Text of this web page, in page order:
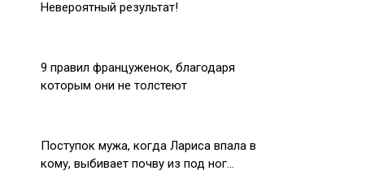
Невероятный результат!
9 правил француженок, благодаря
которым они не толстеют
Поступок мужа, когда Лариса впала в
кому, выбивает почву из под ног…